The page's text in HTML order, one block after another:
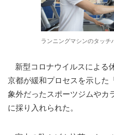
ランニングマシンのタッチ
新型コロナウイルスによる
京都が緩和プロセスを示した
象外だったスポーツジムやカ
に採り入れられた。